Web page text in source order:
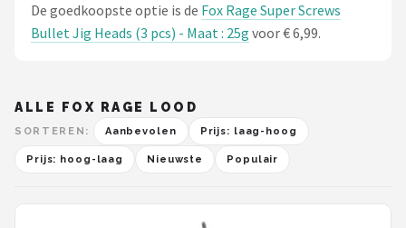
De goedkoopste optie is de Fox Rage Super Screws
Bullet Jig Heads (3 pcs) - Maat : 25g voor € 6,99.
ALLE FOX RAGE LOOD
SORTEREN: Aanbevolen Prijs: laag-hoog
Prijs: hoog-laag Nieuwste Populair